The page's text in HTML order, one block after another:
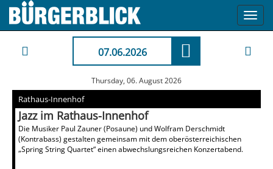
07.06.2026
Thursday, 06. August 2026
Rathaus-Innenhof
Jazz im Rathaus-Innenhof
Die Musiker Paul Zauner (Posaune) und Wolfram Derschmidt
(Kontrabass) gestalten gemeinsam mit dem oberösterreichischen
„Spring String Quartet“ einen abwechslungsreichen Konzertabend.